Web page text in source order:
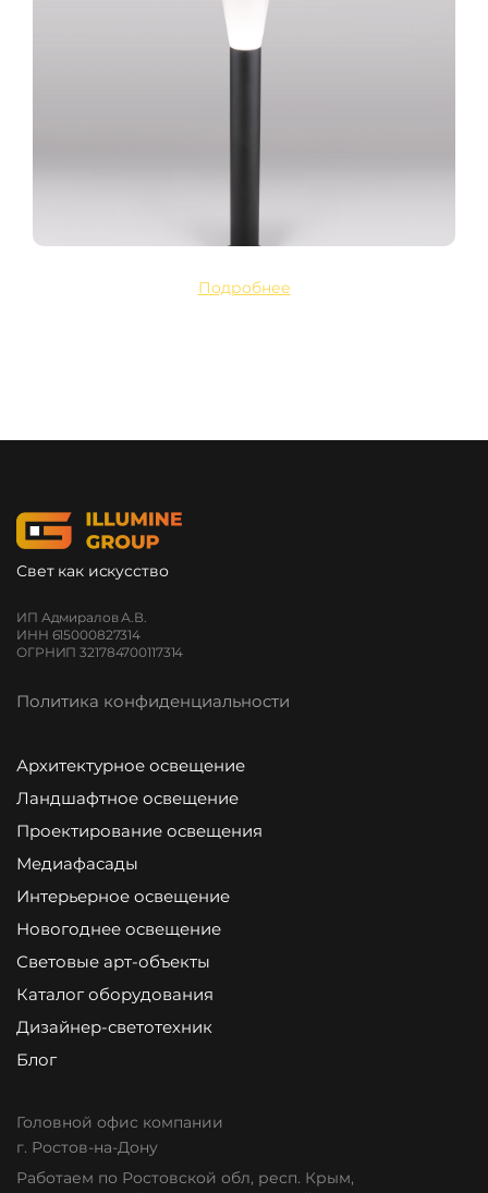
Подробнее
Свет как искусство
ИП Адмиралов А.В.
ИНН 615000827314
ОГРНИП 321784700117314
Политика конфиденциальности
Архитектурное освещение
Ландшафтное освещение
Проектирование освещения
Медиафасады
Интерьерное освещение
Новогоднее освещение
Световые арт-объекты
Каталог оборудования
Дизайнер-светотехник
Блог
Головной офис компании
г. Ростов-на-Дону
Работаем по Ростовской обл, респ. Крым,